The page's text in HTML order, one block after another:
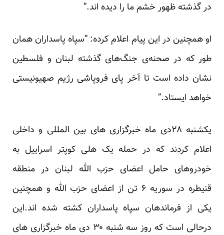
در گذشته ظهور خشم ما را دیده اند.”
او همچنین در این پیام اعلام کرده: “سپاه پاسداران همان
طور که در صحنه‌ی جنگ‌های گذشته لبنان و فلسطین
نشان داده است تا آخر پای فروپاشی رژیم صهیونیستی
خواهد ایستاد.”
یکشنبه ۲۸دی ماه خبرگزاری های بین المللی و داخلی
اعلام کردند که در حمله یک هلی کوپتر اسراییل به
خودروهای حامل اعضای حزب الله لبنان در منطقه
قنیطره در سوریه ۶ تن از اعضای حزب الله و همچنین
یکی از فرماندهان سپاه پاسداران کشته شده اند.این
درحالی است که روز سه شنبه ۳۰ دی ماه خبرگزاری های